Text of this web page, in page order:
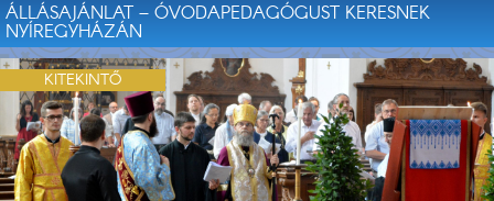
ÁLLÁSAJÁNLAT – ÓVODAPEDAGÓGUST KERESNEK
NYÍREGYHÁZÁN
KITEKINTŐ